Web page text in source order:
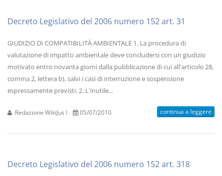
Decreto Legislativo del 2006 numero 152 art. 31
GIUDIZIO DI COMPATIBILITÀ AMBIENTALE 1. La procedura di
valutazione di impatto ambientale deve concludersi con un giudizio
motivato entro novanta giorni dalla pubblicazione di cui all'articolo 28,
comma 2, lettera b), salvi i casi di interruzione e sospensione
espressamente previsti. 2. L'inutile...
Redazione WikiJus I 05/07/2010 continua a leggere
Decreto Legislativo del 2006 numero 152 art. 318